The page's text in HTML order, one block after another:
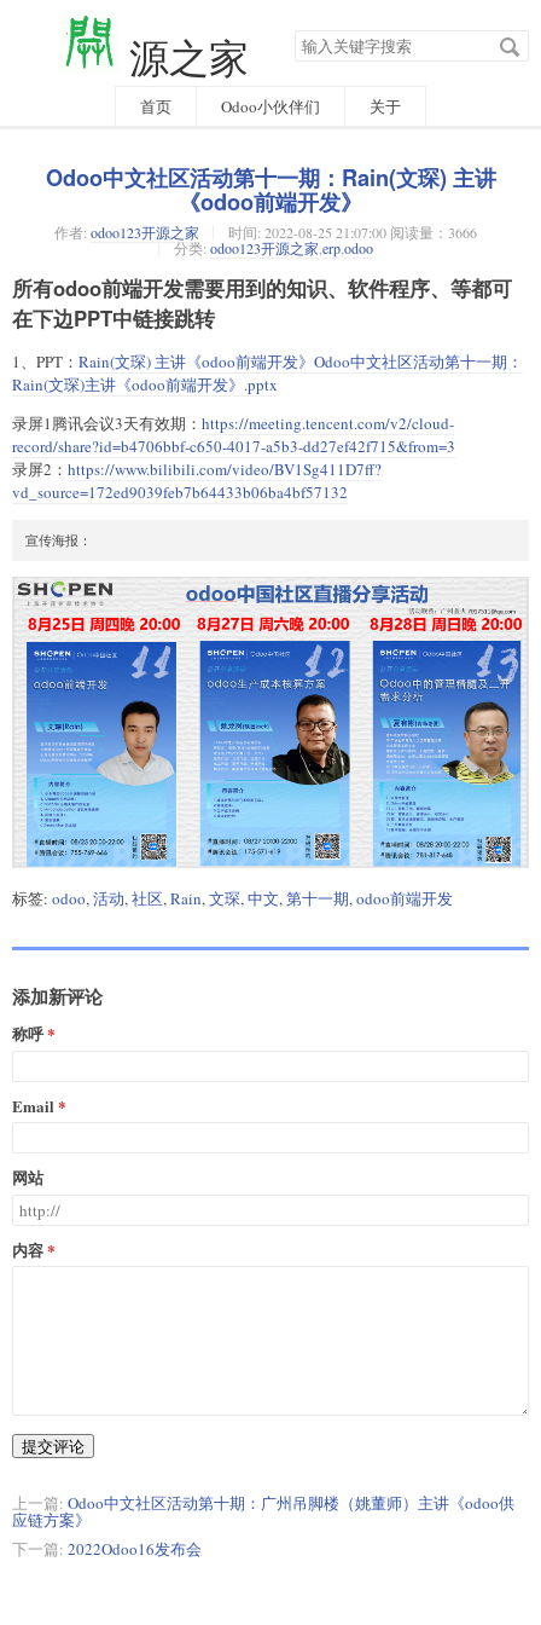
源之家 搜
索
字
首页 Odoo小伙伴们 关于
Odoo中文社区活动第十一期：Rain(文琛) 主讲
《odoo前端开发》
作者: odoo123开源之家 时间: 2022-08-25 21:07:00 阅读量：3666
分类: odoo123开源之家 erpodoo
所有odoo前端开发需要用到的知识、软件程序、等都可
在下边PPT中链接跳转
1、PPT： Rain(文琛) 主讲《odoo前端开发》Odoo中文社区活动第十一期：
Rain(文琛)主讲《odoo前端开发》.pptx
录屏1腾讯会议3天有效期： https://meeting.tencent.com/v2/cloud-
record/share?id=b4706bbf-c650-4017-a5b3-dd27ef42f715&from=3
录屏2： https://www.bilibili.com/video/BV1Sg411D7ff?
vd_source=172ed9039feb7b64433b06ba4bf57132
标签: odoo,活动,社区,Rain,文琛,中文,第十一期,odoo前端开发
添加新评论
称呼
Email
网站
内容
提交评论
上一篇: Odoo中文社区活动第十期：广州吊脚楼（姚董师）主讲《odoo供
应链方案》
下一篇: 2022Odoo16发布会